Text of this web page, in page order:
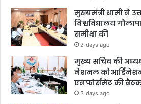
मुख्यमंत्री धामी ने
विश्वविद्यालय
समीक्षा की
2 days ago
मुख्य सचिव की
नेशनल कोआर्डिनेशन
एनफोर्समेंट की
3 days ago